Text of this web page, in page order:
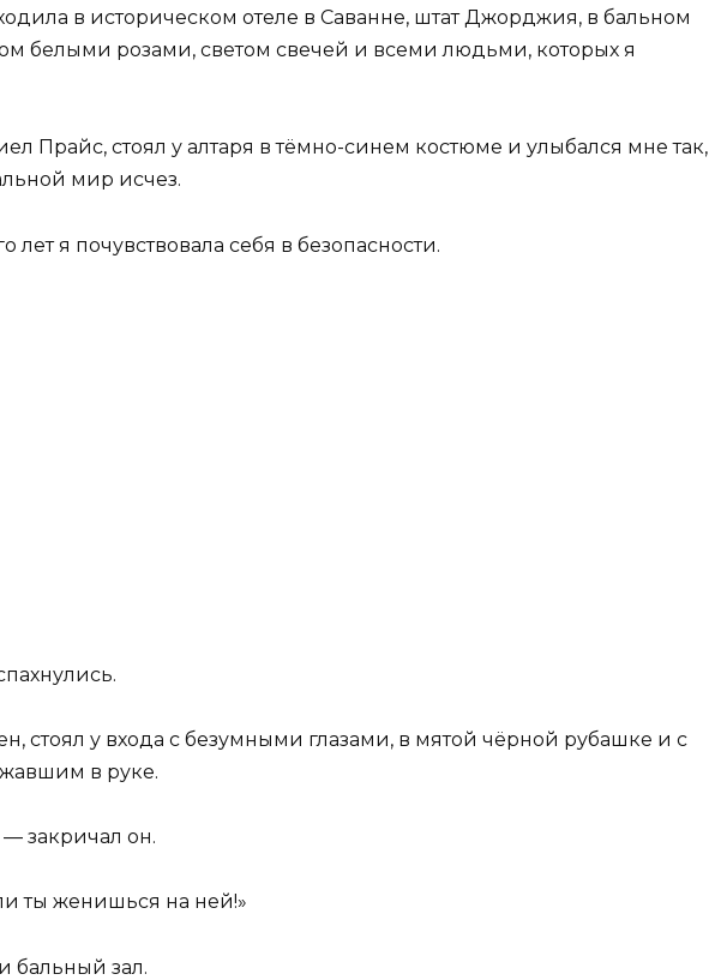
в историческом отеле в Саванне, штат Джорджия, в бальном
белыми розами, светом свечей и всеми людьми, которых я
Прайс, стоял у алтаря в тёмно-синем костюме и улыбался мне так,
мир исчез.
лет я почувствовала себя в безопасности.
стоял у входа с безумными глазами, в мятой чёрной рубашке и с
в руке.
— закричал он.
ты женишься на ней!»
бальный зал.